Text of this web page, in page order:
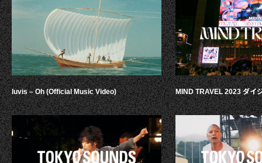
luvis – Oh (Official Music Video) MIND TRAVEL 2023 ダイ